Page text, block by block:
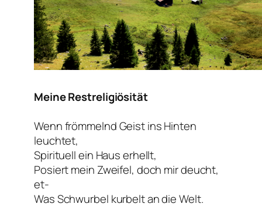
Meine Restreligiösität
Wenn frömmelnd Geist ins Hinten
leuchtet,
Spirituell ein Haus erhellt,
Posiert mein Zweifel, doch mir deucht,
et-
Was Schwurbel kurbelt an die Welt.